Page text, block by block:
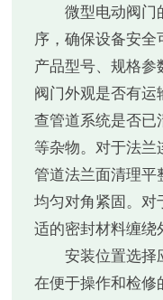
微型电动阀门
序，确保设备安全
产品型号、规格参
阀门外观是否有运
查管道系统是否已
等杂物。对于法兰
管道法兰面清理平
均匀对角紧固。对
适的密封材料缠绕
安装位置选择
在便于操作和检修